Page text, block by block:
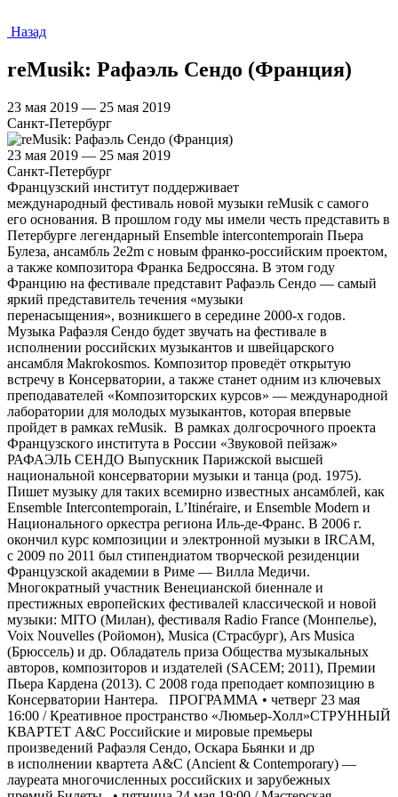
Назад
reMusik: Рафаэль Сендо (Франция)
23 мая 2019 — 25 мая 2019
Санкт-Петербург
23 мая 2019 — 25 мая 2019
Санкт-Петербург
Французский институт поддерживает
международный фестиваль новой музыки reMusik с самого
его основания. В прошлом году мы имели честь представить в
Петербурге легендарный Ensemble intercontemporain Пьера
Булеза, ансамбль 2e2m с новым франко-российским проектом,
а также композитора Франка Бедроссяна. В этом году
Францию на фестивале представит Рафаэль Сендо — самый
яркий представитель течения «музыки
перенасыщения», возникшего в середине 2000-х годов.
Музыка Рафаэля Сендо будет звучать на фестивале в
исполнении российских музыкантов и швейцарского
ансамбля Makrokosmos. Композитор проведёт открытую
встречу в Консерватории, а также станет одним из ключевых
преподавателей «Композиторских курсов» — международной
лаборатории для молодых музыкантов, которая впервые
пройдет в рамках reMusik. В рамках долгосрочного проекта
Французского института в России «Звуковой пейзаж»
РАФАЭЛЬ СЕНДО Выпускник Парижской высшей
национальной консерватории музыки и танца (род. 1975).
Пишет музыку для таких всемирно известных ансамблей, как
Ensemble Intercontemporain, L’Itinéraire, и Ensemble Modern и
Национального оркестра региона Иль-де-Франс. В 2006 г.
окончил курс композиции и электронной музыки в IRCAM,
с 2009 по 2011 был стипендиатом творческой резиденции
Французской академии в Риме — Вилла Медичи.
Многократный участник Венецианской биеннале и
престижных европейских фестивалей классической и новой
музыки: MITO (Милан), фестиваля Radio France (Монпелье),
Voix Nouvelles (Ройомон), Musica (Страсбург), Ars Musica
(Брюссель) и др. Обладатель приза Общества музыкальных
авторов, композиторов и издателей (SACEM; 2011), Премии
Пьера Кардена (2013). С 2008 года преподает композицию в
Консерватории Нантера. ПРОГРАММА • четверг 23 мая
16:00 / Креативное пространство «Люмьер-Холл»СТРУННЫЙ
КВАРТЕТ А&C Российские и мировые премьеры
произведений Рафаэля Сендо, Оскара Бьянки и др
в исполнении квартета А&C (Ancient & Contemporary) —
лауреата многочисленных российских и зарубежных